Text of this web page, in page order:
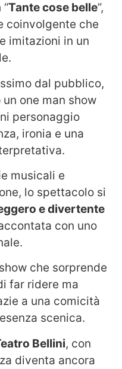
“Tante cose belle”,
coinvolgente che
imitazioni in un
dal pubblico,
one man show
personaggio
ironia e una
musicali e
lo spettacolo si
e divertente
con uno
che sorprende
far ridere ma
a una comicità
scenica.
Bellini, con
diventa ancora